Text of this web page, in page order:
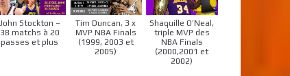
John Stockton –
38 matchs à 20
passes et plus
Tim Duncan, 3 x
MVP NBA Finals
(1999, 2003 et
2005)
Shaquille O’Neal,
triple MVP des
NBA Finals
(2000,2001 et
2002)